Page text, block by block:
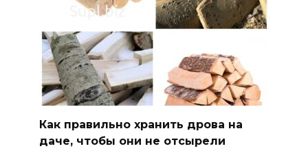
Как правильно хранить дрова на
даче, чтобы они не отсырели